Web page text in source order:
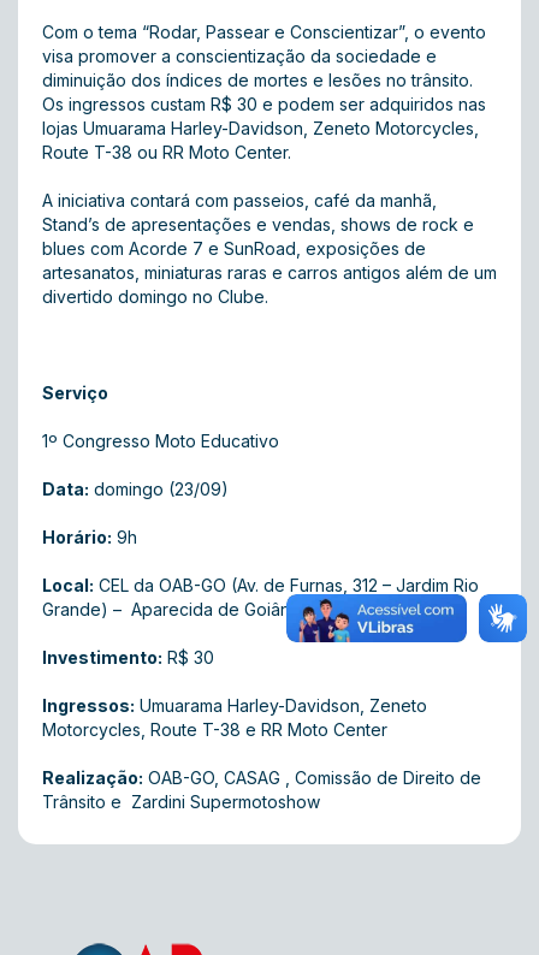
Com o tema “Rodar, Passear e Conscientizar”, o evento
visa promover a conscientização da sociedade e
diminuição dos índices de mortes e lesões no trânsito.
Os ingressos custam R$ 30 e podem ser adquiridos nas
lojas Umuarama Harley-Davidson, Zeneto Motorcycles,
Route T-38 ou RR Moto Center.
A iniciativa contará com passeios, café da manhã,
Stand’s de apresentações e vendas, shows de rock e
blues com Acorde 7 e SunRoad, exposições de
artesanatos, miniaturas raras e carros antigos além de um
divertido domingo no Clube.
Serviço
1º Congresso Moto Educativo
Data: domingo (23/09)
Horário: 9h
Local: CEL da OAB-GO (Av. de Furnas, 312 – Jardim Rio
Grande) – Aparecida de Goiânia
Investimento: R$ 30
Ingressos: Umuarama Harley-Davidson, Zeneto
Motorcycles, Route T-38 e RR Moto Center
Realização: OAB-GO, CASAG , Comissão de Direito de
Trânsito e Zardini Supermotoshow